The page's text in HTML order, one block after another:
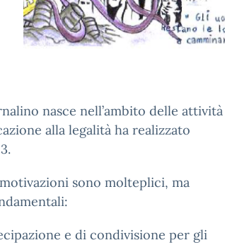
nasce nell’ambito delle attività
alla legalità ha realizzato
sono molteplici, ma
e di condivisione per gli